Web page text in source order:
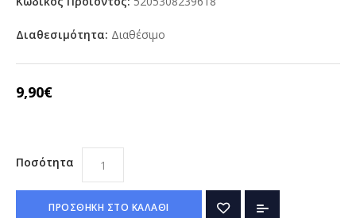
Διαθεσιμότητα: Διαθέσιμο
9,90€
Ποσότητα
ΠΡΟΣΘΗΚΗ ΣΤΟ ΚΑΛΑΘΙ